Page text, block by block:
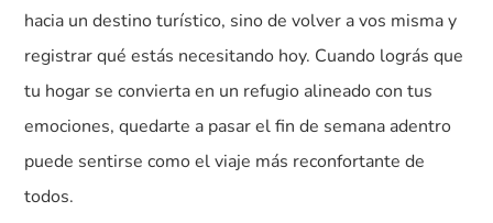
hacia un destino turístico, sino de volver a vos misma y
registrar qué estás necesitando hoy. Cuando lográs que
tu hogar se convierta en un refugio alineado con tus
emociones, quedarte a pasar el fin de semana adentro
puede sentirse como el viaje más reconfortante de
todos.